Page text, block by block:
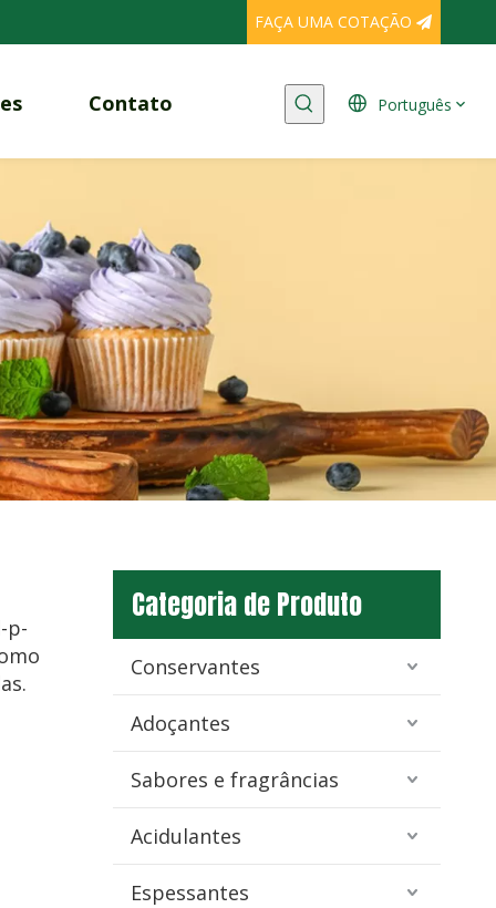
FAÇA UMA COTAÇÃO
Contato Português
p-
Categoria de Produto
Conservantes
Adoçantes
Sabores e fragrâncias
Acidulantes
Espessantes